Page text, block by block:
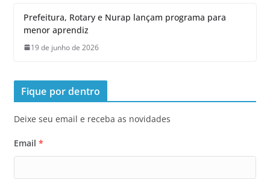
Prefeitura, Rotary e Nurap lançam programa para
menor aprendiz
19 de junho de 2026
Fique por dentro
Deixe seu email e receba as novidades
Email *